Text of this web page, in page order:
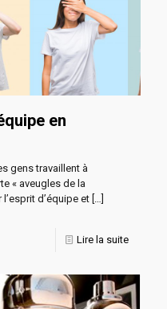
en
gens travaillent à
« aveugles de la
d’équipe et […]
Lire la suite